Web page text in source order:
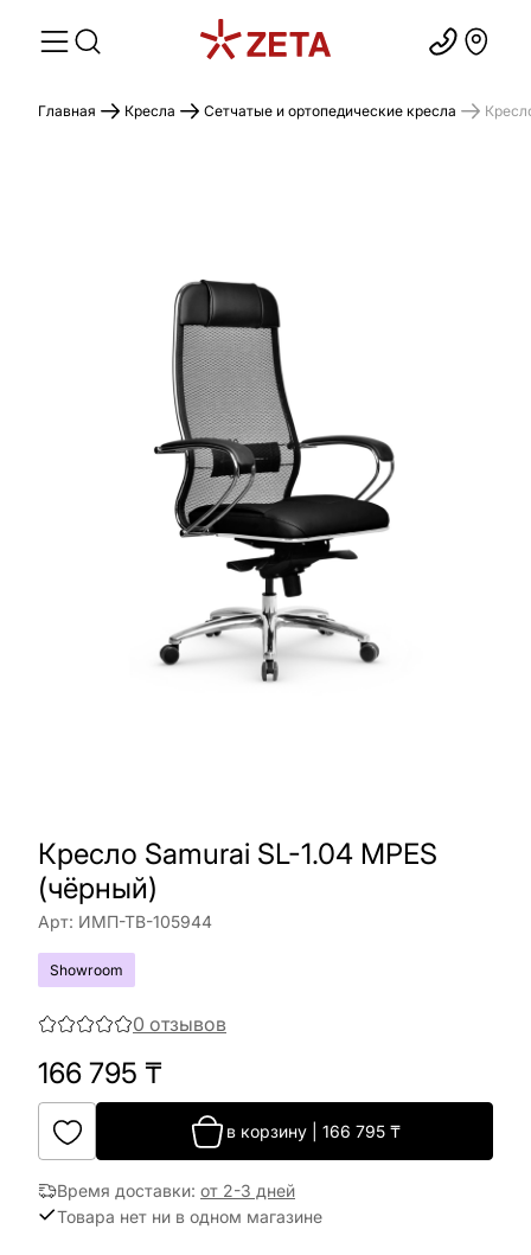
Главная Кресла Сетчатые и ортопедические кресла
Кресло Samurai SL-1.04 MPES
(чёрный)
Арт: ИМП-ТВ-105944
Showroom
0 отзывов
166 795 ₸
в корзину 166 795 ₸
Время доставки: от 2-3 дней
Товара нет ни в одном магазине